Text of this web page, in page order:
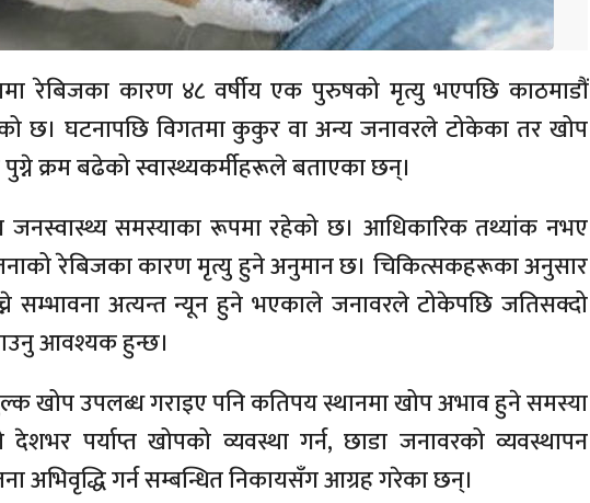
रेबिजका कारण ४८ वर्षीय एक पुरुषको मृत्यु भएपछि काठमाडौं
छ। घटनापछि विगतमा कुकुर वा अन्य जनावरले टोकेका तर खोप
क्रम बढेको स्वास्थ्यकर्मीहरूले बताएका छन्।
जनस्वास्थ्य समस्याका रूपमा रहेको छ। आधिकारिक तथ्यांक नभए
रेबिजका कारण मृत्यु हुने अनुमान छ। चिकित्सकहरूका अनुसार
सम्भावना अत्यन्त न्यून हुने भएकाले जनावरले टोकेपछि जतिसक्दो
आवश्यक हुन्छ।
खोप उपलब्ध गराइए पनि कतिपय स्थानमा खोप अभाव हुने समस्या
पर्याप्त खोपको व्यवस्था गर्न, छाडा जनावरको व्यवस्थापन
अभिवृद्धि गर्न सम्बन्धित निकायसँग आग्रह गरेका छन्।